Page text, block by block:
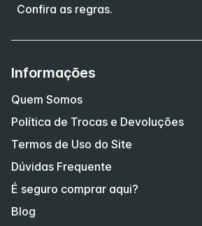
Confira as regras.
Informações
Quem Somos
Política de Trocas e Devoluções
Termos de Uso do Site
Dúvidas Frequente
É seguro comprar aqui?
Blog